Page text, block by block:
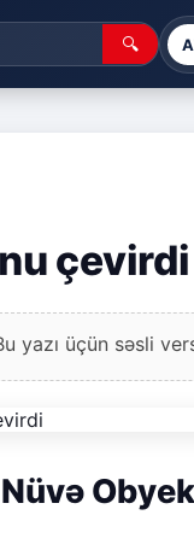
🔍
çevirdi
yazı üçün səsli